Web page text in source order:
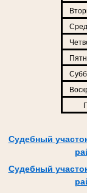
Судебный
Судебный